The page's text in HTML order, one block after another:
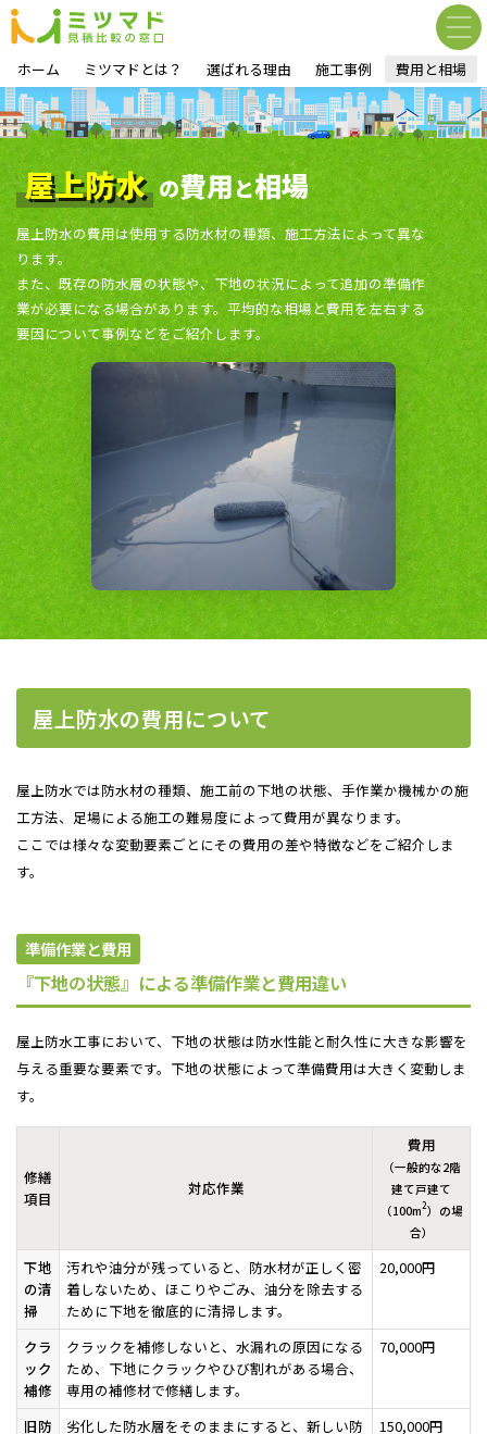
ホーム ミツマドとは？ 選ばれる理由 施工事例 費用と相場
屋上防水 の費用と相場
屋上防水の費用は使用する防水材の種類、施工方法によって異な
ります。
また、既存の防水層の状態や、下地の状況によって追加の準備作
業が必要になる場合があります。平均的な相場と費用を左右する
要因について事例などをご紹介します。
屋上防水の費用について
屋上防水では防水材の種類、施工前の下地の状態、手作業か機械かの施
工方法、足場による施工の難易度によって費用が異なります。
ここでは様々な変動要素ごとにその費用の差や特徴などをご紹介しま
す。
準備作業と費用
『下地の状態』による準備作業と費用違い
屋上防水工事において、下地の状態は防水性能と耐久性に大きな影響を
与える重要な要素です。下地の状態によって準備費用は大きく変動しま
す。
修繕
項目
対応作業
費用
（一般的な2階
建て戸建て
（100m2）の場
合）
下地
の清
掃
汚れや油分が残っていると、防水材が正しく密
着しないため、ほこりやごみ、油分を除去する
ために下地を徹底的に清掃します。
20,000円
クラ
ック
補修
クラックを補修しないと、水漏れの原因になる
ため、下地にクラックやひび割れがある場合、
専用の補修材で修繕します。
70,000円
旧防
劣化した防水層をそのままにすると、新しい防
150,000円